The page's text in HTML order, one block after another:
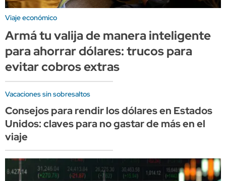
Viaje económico
Armá tu valija de manera inteligente
para ahorrar dólares: trucos para
evitar cobros extras
Vacaciones sin sobresaltos
Consejos para rendir los dólares en Estados
Unidos: claves para no gastar de más en el
viaje